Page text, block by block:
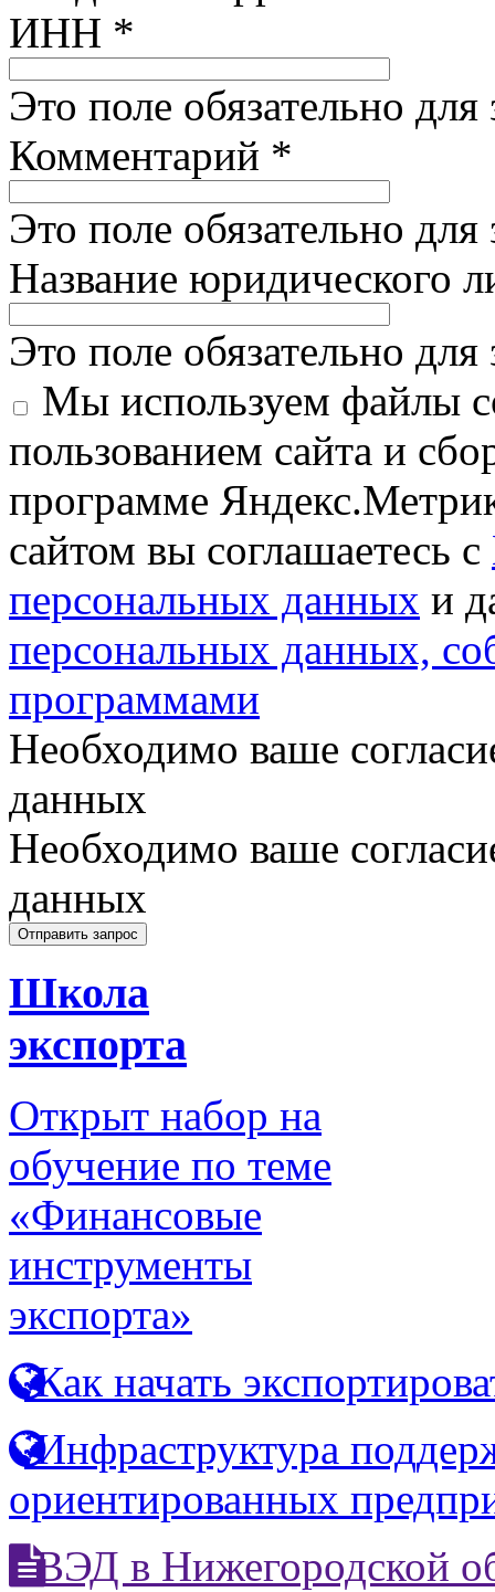
ИНН *
Это поле обязательно для
Комментарий *
Это поле обязательно для
Название юридического
Это поле обязательно для
Мы используем файлы
пользованием сайта и
программе
сайтом вы соглашаетесь с
персональных данных и
персональных данных,
программами
Необходимо ваше
данных
Необходимо ваше
данных
Школа
экспорта
Открыт набор на
обучение по теме
«Финансовые
инструменты
экспорта»
Как начать
Инфраструктура
ориентированных
ВЭД в Нижегородской